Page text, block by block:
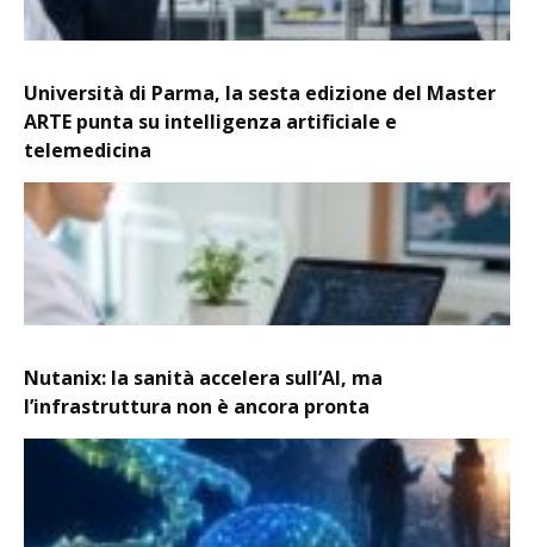
Università di Parma, la sesta edizione del Master
ARTE punta su intelligenza artificiale e
telemedicina
Nutanix: la sanità accelera sull’AI, ma
l’infrastruttura non è ancora pronta